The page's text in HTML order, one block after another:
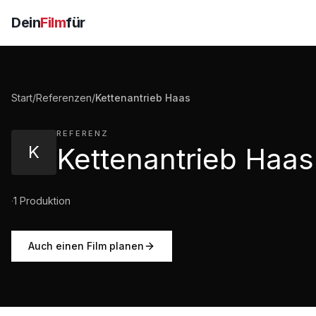
DeinFilmfür
Start/Referenzen/Kettenantrieb Haas
K
REFERENZ
Kettenantrieb Haas
·1 Produktion
Auch einen Film planen